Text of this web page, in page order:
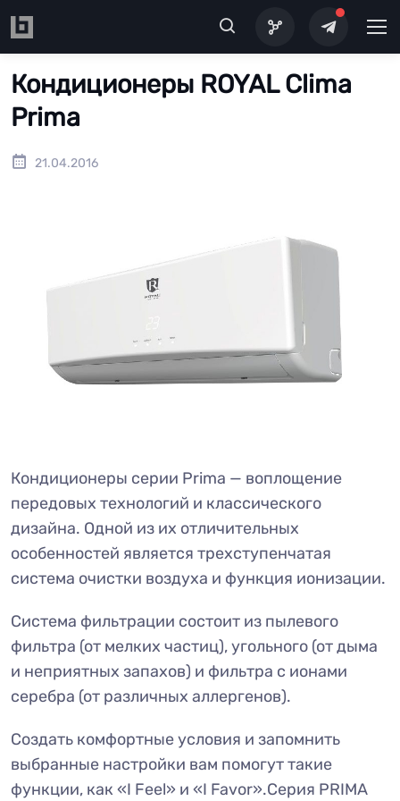
Кондиционеры ROYAL Clima
Prima
21.04.2016
Кондиционеры серии Prima — воплощение
передовых технологий и классического
дизайна. Одной из их отличительных
особенностей является трехступенчатая
система очистки воздуха и функция ионизации.
Система фильтрации состоит из пылевого
фильтра (от мелких частиц), угольного (от дыма
и неприятных запахов) и фильтра с ионами
серебра (от различных аллергенов).
Создать комфортные условия и запомнить
выбранные настройки вам помогут такие
функции, как «I Feel» и «I Favor».Серия PRIMA